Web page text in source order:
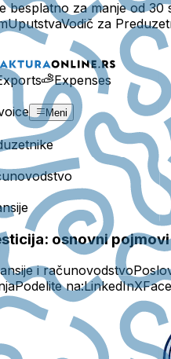
besplatno za manje od 30
UputstvaVodič za
Expenses
Meni
osnovni
i računovodstvo
Podelite na:LinkedInX